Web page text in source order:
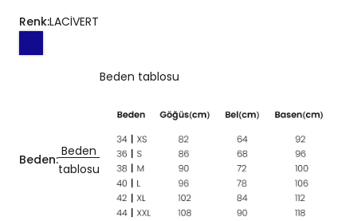
Renk:LACİVERT
Beden:
Beden
tablosu
Beden tablosu